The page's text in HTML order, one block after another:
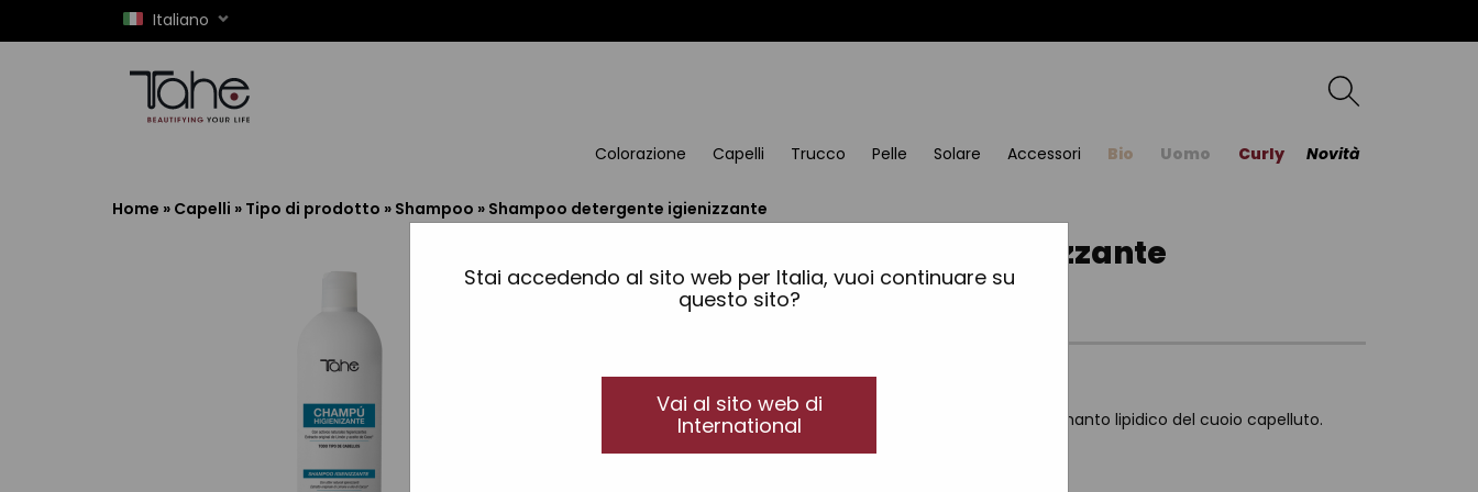
Stai accedendo al sito web per Italia, vuoi continuare su
questo sito?
Vai al sito web di
International
Italiano
Colorazione Capelli Trucco Pelle Solare Accessori Bio Uomo Curly Novità
Home » Capelli » Tipo di prodotto » Shampoo » Shampoo detergente igienizzante
Shampoo detergente igienizzante
DermoProtect
Tutti i tipi di capelli
Pulizia integrale di capelli e cuoio capelluto.
Pulisce, igienizza e tratta tanto la fibra capillare quanto il manto lipidico del cuoio capelluto.